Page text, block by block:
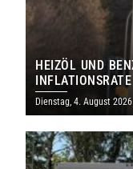
HEIZÖL UND
Dienstag, 4. August 2026